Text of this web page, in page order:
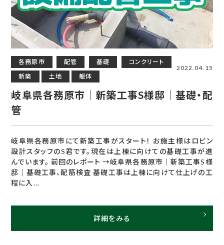
各務原市 配管 基礎
コンクリート
新築
土地 躯体
2022.04.15
岐阜県各務原市｜新築工事S様邸｜基礎・配
管
岐阜県各務原市にて新築工事がスタート！ お施主様はロビン
設計スタッフのS君です。現在は上棟に向けての基礎工事が進
んでいます。 前回のレポート →岐阜県各務原市｜新築工事S様
邸｜基礎工事、配筋検査 基礎工事は上棟に向けて仕上げの工
程に入...
詳細をみる